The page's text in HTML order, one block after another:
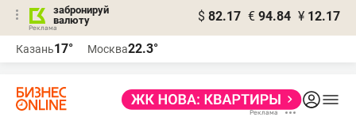
забронируй
валюту
$ 82.17 € 94.84 ¥ 12.17
Казань17° Москва22.3°